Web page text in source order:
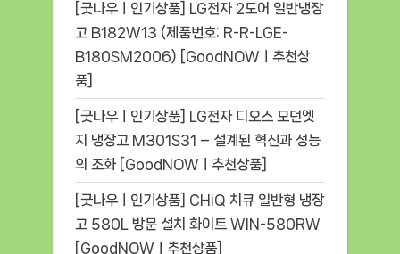
[굿나우ㅣ인기상품] LG전자 2도어 일반냉장
고 B182W13 (제품번호: R-R-LGE-
B180SM2006) [GoodNOWㅣ추천상
품]
[굿나우ㅣ인기상품] LG전자 디오스 모던엣
지 냉장고 M301S31 – 설계된 혁신과 성능
의 조화 [GoodNOWㅣ추천상품]
[굿나우ㅣ인기상품] CHiQ 치큐 일반형 냉장
고 580L 방문 설치 화이트 WIN-580RW
[GoodNOWㅣ추천상품]